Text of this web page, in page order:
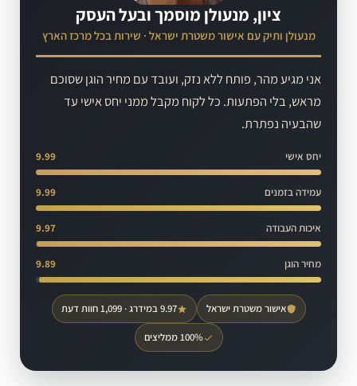
ציון, מנעולן מוסמך ובעל העסק
מנעולן ותיק עם אישור משטרת ישראל · שירות בכל מרכז הארץ
אני מגיע מהר, פותח ללא נזק, ועובד עם מחיר הוגן שסוכם
מראש, בלי הפתעות. כל לקוח מקבל ממני יחס אישי עד
שהבעיה נפתרת.
יחס אישי 9.99
עמידה בזמנים 9.99
איכות העבודה 9.97
מחיר הוגן 9.89
אישור משטרת ישראל 9.97 במידרג · 1,099 חוות דעת
100% ממליצים